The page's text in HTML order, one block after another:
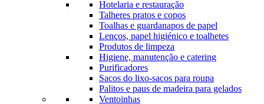
Hotelaria e restauração
Talheres pratos e copos
Toalhas e guardanapos de papel
Lenços, papel higiénico e toalhetes
Produtos de limpeza
Higiene, manutenção e catering
Purificadores
Sacos do lixo-sacos para roupa
Palitos e paus de madeira para gelados
Ventoinhas